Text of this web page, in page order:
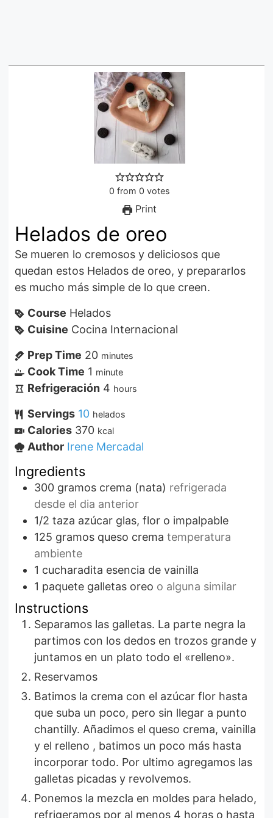
0 from 0 votes
Print
Helados de oreo
Se mueren lo cremosos y deliciosos que
quedan estos Helados de oreo, y prepararlos
es mucho más simple de lo que creen.
Course Helados
Cuisine Cocina Internacional
Prep Time 20 minutes
Cook Time 1 minute
Refrigeración 4 hours
Servings 10 helados
Calories 370 kcal
Author Irene Mercadal
Ingredients
300 gramos crema (nata) refrigerada
desde el dia anterior
1/2 taza azúcar glas, flor o impalpable
125 gramos queso crema temperatura
ambiente
1 cucharadita esencia de vainilla
1 paquete galletas oreo o alguna similar
Instructions
Separamos las galletas. La parte negra la
partimos con los dedos en trozos grande y
juntamos en un plato todo el «relleno».
Reservamos
Batimos la crema con el azúcar flor hasta
que suba un poco, pero sin llegar a punto
chantilly. Añadimos el queso crema, vainilla
y el relleno , batimos un poco más hasta
incorporar todo. Por ultimo agregamos las
galletas picadas y revolvemos.
Ponemos la mezcla en moldes para helado,
refrigeramos por al menos 4 horas o hasta